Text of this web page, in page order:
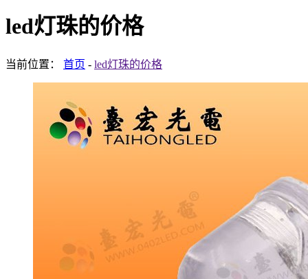
led灯珠的价格
当前位置： 首页 - led灯珠的价格